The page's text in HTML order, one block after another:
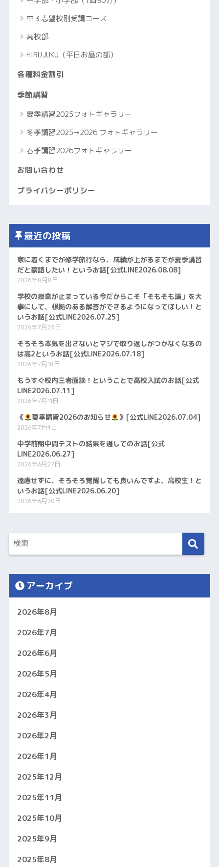
中３志望校別受講コース
高校部
HIRUJUKU（平日お昼の部）
各種料金割引
季節講習
夏季講習2025フォトギャラリー
冬季講習2025➞2026 フォトギャラリー
春季講習2026フォトギャラリー
お問い合わせ
プライバシーポリシー
最近の投稿
家に着くまでが修学旅行なら、成績が上がるまでが夏季講習
だと豪語したい！というお話[公式LINE2026.08.08]
2026年8月8日
学校の授業が止まっている今だからこそ「そもそも論」を大
事にして、根拠のある解答ができるようになってほしい！と
いうお話[公式LINE2026.07.25]
2026年7月25日
そろそろ本気を出さないとマジで取り返しがつかなくなるの
は高2というお話[公式LINE2026.07.18]
2026年7月18日
もうすぐ校内三者面談！ということで高校入試のお話[公式
LINE2026.07.11]
2026年7月11日
《 夏季講習2026のお知らせ 》[公式LINE2026.07.04]
2026年7月4日
中学前期中間テストの結果を通してのお話[公式
LINE2026.06.27]
2026年6月27日
遠慮せずに、そろそろ覚醒しても良いんですよ、高校生！と
いうお話[公式LINE2026.06.20]
2026年6月20日
アーカイブ
2026年8月
2026年7月
2026年6月
2026年5月
2026年4月
2026年3月
2026年2月
2026年1月
2025年12月
2025年11月
2025年10月
2025年9月
2025年8月